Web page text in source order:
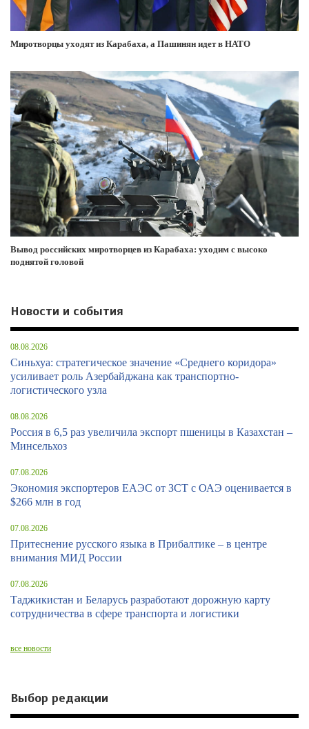
Миротворцы уходят из Карабаха, а Пашинян идет в НАТО
Вывод российских миротворцев из Карабаха: уходим с высоко
поднятой головой
Новости и события
08.08.2026
Синьхуа: стратегическое значение «Среднего коридора»
усиливает роль Азербайджана как транспортно-
логистического узла
08.08.2026
Россия в 6,5 раз увеличила экспорт пшеницы в Казахстан –
Минсельхоз
07.08.2026
Экономия экспортеров ЕАЭС от ЗСТ с ОАЭ оценивается в
$266 млн в год
07.08.2026
Притеснение русского языка в Прибалтике – в центре
внимания МИД России
07.08.2026
Таджикистан и Беларусь разработают дорожную карту
сотрудничества в сфере транспорта и логистики
все новости
Выбор редакции